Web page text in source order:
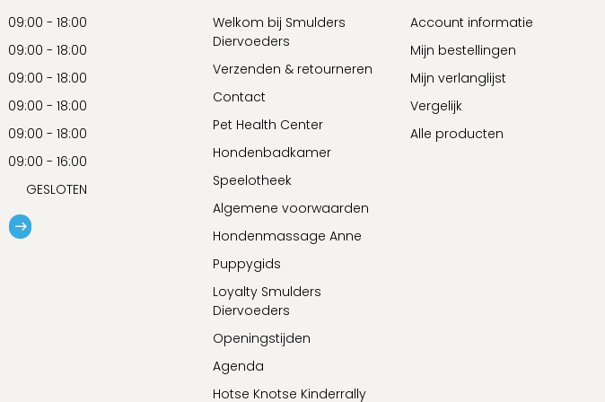
09:00 - 18:00
09:00 - 18:00
09:00 - 18:00
09:00 - 18:00
09:00 - 18:00
09:00 - 16:00
GESLOTEN
Welkom bij Smulders
Diervoeders
Verzenden & retourneren
Contact
Pet Health Center
Hondenbadkamer
Speelotheek
Algemene voorwaarden
Hondenmassage Anne
Puppygids
Loyalty Smulders
Diervoeders
Openingstijden
Agenda
Hotse Knotse Kinderrally
Account informatie
Mijn bestellingen
Mijn verlanglijst
Vergelijk
Alle producten